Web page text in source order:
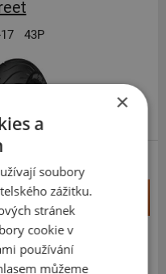
43P
+
–
prac. den
2 ks.
×
a
soubory
zážitku.
stránek
cookie v
používání
můžeme